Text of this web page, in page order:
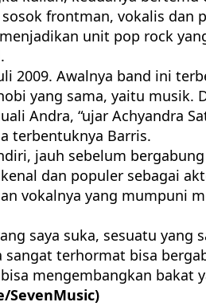
frontman, vokalis dan
unit pop rock
2009. Awalnya band ini
yang sama, yaitu musik.
Andra, “ujar Achyandra
terbentuknya Barris.
jauh sebelum bergabung
dan populer sebagai
vokalnya yang mumpuni
saya suka, sesuatu yang
sangat terhormat bisa
mengembangkan bakat
SevenMusic)